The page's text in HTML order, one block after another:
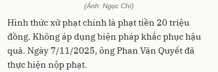
(Ảnh: Ngọc Chí)
Hình thức xử phạt chính là phạt tiền 20 triệu
đồng. Không áp dụng biện pháp khắc phục hậu
quả. Ngày 7/11/2025, ông Phan Văn Quyết đã
thực hiện nộp phạt.